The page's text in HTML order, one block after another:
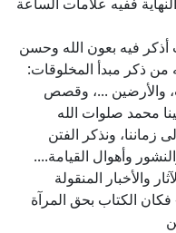
ففيه علامات الساعة
أذكر فيه بعون الله وحسن
من ذكر مبدأ المخلوقات:
والأرضين ...، وقصص
محمد صلوات الله
زماننا، ونذكر الفتن
وأهوال القيامة....
والأخبار المنقولة
فكان الكتاب بحق المرآة